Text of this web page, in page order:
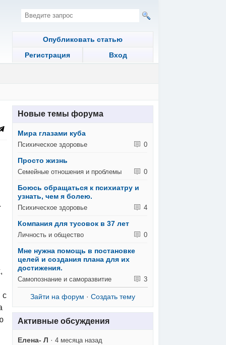
Опубликовать статью
Регистрация
Вход
с
Новые темы форума
Мира глазами куба
Психическое здоровье 0
Просто жизнь
Семейные отношения и проблемы 0
Боюсь обращаться к психиатру и
узнать, чем я болею.
Психическое здоровье 4
Компания для тусовок в 37 лет
Личность и общество 0
Мне нужна помощь в постановке
целей и создания плана для их
достижения.
Самопознание и саморазвитие 3
Зайти на форум · Создать тему
Активные обсуждения
Елена- Л ·4 месяца назад